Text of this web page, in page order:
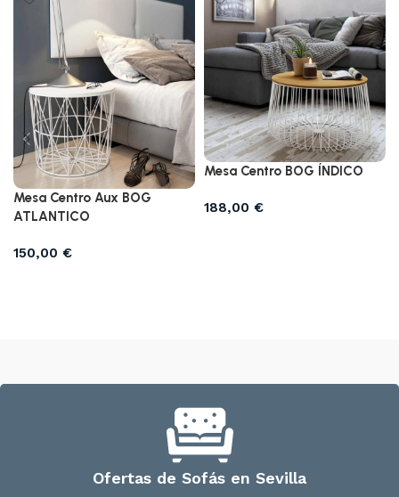
Mesa Centro Aux BOG
ATLANTICO
150,00 €
Mesa Centro BOG ÍNDICO
188,00 €
Ofertas de Sofás en Sevilla